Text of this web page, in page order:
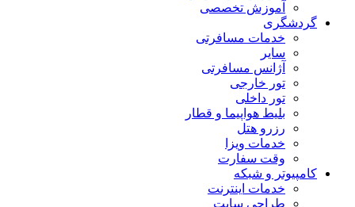
آموزش تخصصی
گردشگری
خدمات مسافرتی
سایر
آژانس مسافرتی
تور خارجی
تور داخلی
بلیط هواپیما و قطار
رزرو هتل
خدمات ویزا
وقت سفارت
کامپیوتر و شبکه
خدمات اینترنت
طراحی سایت